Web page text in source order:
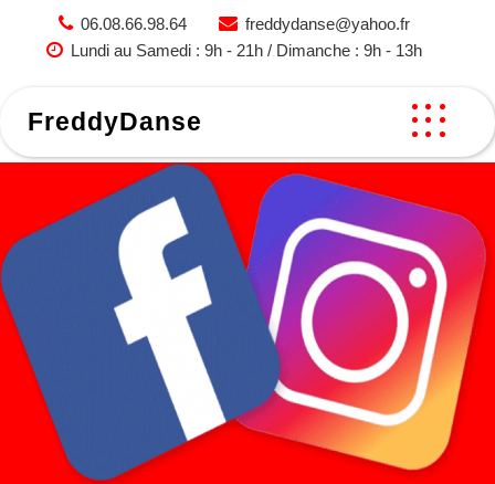
06.08.66.98.64
freddydanse@yahoo.fr
Lundi au Samedi : 9h - 21h / Dimanche : 9h - 13h
FreddyDanse